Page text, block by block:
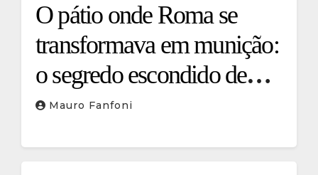
O pátio onde Roma se
transformava em munição:
o segredo escondido de
Castel Sant’Angelo
Mauro Fanfoni